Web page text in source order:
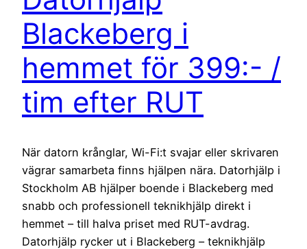
Blackeberg i
hemmet för 399:- /
tim efter RUT
När datorn krånglar, Wi-Fi:t svajar eller skrivaren
vägrar samarbeta finns hjälpen nära. Datorhjälp i
Stockholm AB hjälper boende i Blackeberg med
snabb och professionell teknikhjälp direkt i
hemmet – till halva priset med RUT-avdrag.
Datorhjälp rycker ut i Blackeberg – teknikhjälp